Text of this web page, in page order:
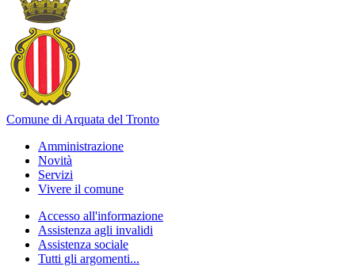
Comune di Arquata del Tronto
Amministrazione
Novità
Servizi
Vivere il comune
Accesso all'informazione
Assistenza agli invalidi
Assistenza sociale
Tutti gli argomenti...